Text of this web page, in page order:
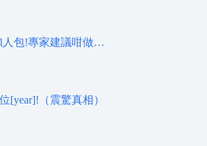
人包!專家建議咁做…
[year]!（震驚真相）